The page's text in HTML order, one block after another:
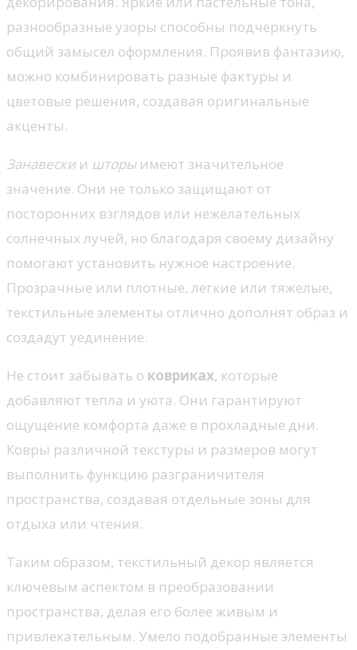
разнообразные узоры способны подчеркнуть
общий замысел оформления. Проявив фантазию,
можно комбинировать разные фактуры и
цветовые решения, создавая оригинальные
акценты.
Занавески и шторыимеют значительное
значение. Они не только защищают от
посторонних взглядов или нежелательных
солнечных лучей, но благодаря своему дизайну
помогают установить нужное настроение.
Прозрачные или плотные, легкие или тяжелые,
текстильные элементы отлично дополнят образ и
создадут уединение.
Не стоит забывать о ковриках, которые
добавляют тепла и уюта. Они гарантируют
ощущение комфорта даже в прохладные дни.
Ковры различной текстуры и размеров могут
выполнить функцию разграничителя
пространства, создавая отдельные зоны для
отдыха или чтения.
Таким образом, текстильный декор является
ключевым аспектом в преобразовании
пространства, делая его более живым и
привлекательным. Умело подобранные элементы